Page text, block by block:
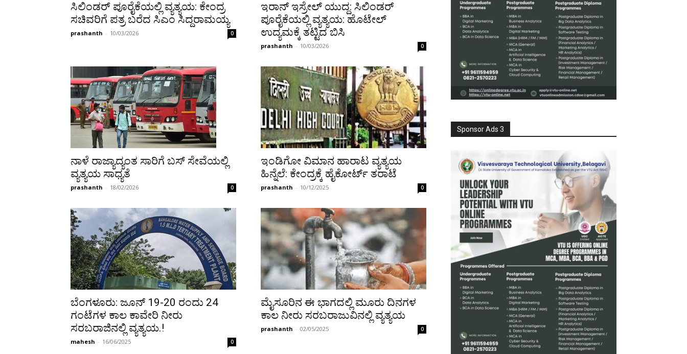
ಸಿಲಿಂಡರ್ ಪೂರೈಕೆಯಲ್ಲಿ ವ್ಯತ್ಯಯ: ಕೇಂದ್ರ
ಸಚಿವರಿಗೆ ಪತ್ರ ಬರೆದ ಸಿಎಂ ಸಿದ್ದರಾಮಯ್ಯ
prashanth - 10/03/2026 0
ಇರಾನ್ ಇಸ್ರೇಲ್ ಯುದ್ದ: ಸಿಲಿಂಡರ್
ಪೂರೈಕೆಯಲ್ಲಿ ವ್ಯತ್ಯಯ: ಹೊಟೇಲ್
ಉದ್ಯಮಕ್ಕೆ ತಟ್ಟಿದ ಬಿಸಿ
prashanth - 10/03/2026 0
ನಾಳೆ ರಾಜ್ಯಾದ್ಯಂತ ಸಾರಿಗೆ ಬಸ್ ಸೇವೆಯಲ್ಲಿ
ವ್ಯತ್ಯಯ ಸಾಧ್ಯತೆ
prashanth - 18/02/2026 0
ಇಂಡಿಗೋ ವಿಮಾನ ಹಾರಾಟ ವ್ಯತ್ಯಯ
ಹಿನ್ನೆಲೆ: ಕೇಂದ್ರಕ್ಕೆ ಹೈಕೋರ್ಟ್ ತರಾಟೆ
prashanth - 10/12/2025 0
ಬೆಂಗಳೂರು: ಜೂನ್ 19-20 ರಂದು 24
ಗಂಟೆಗಳ ಕಾಲ ಕಾವೇರಿ ನೀರು
ಸರಬರಾಜಿನಲ್ಲಿ ವ್ಯತ್ಯಯ.!
mahesh - 16/06/2025 0
ಮೈಸೂರಿನ ಈ ಭಾಗದಲ್ಲಿ ಮೂರು ದಿನಗಳ
ಕಾಲ ನೀರು ಸರಬರಾಜುವಿನಲ್ಲಿ ವ್ಯತ್ಯಯ
prashanth - 02/05/2025 0
Sponsor Ads 3